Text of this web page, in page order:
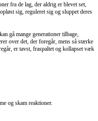
fra de lag, der aldrig er blevet set,
sig, reguleret sig og sluppet deres
gå mange generationer tilbage,
over det, der foregår, mens så stærke
er tavst, fraspaltet og kollapset væk
og skam reaktioner.